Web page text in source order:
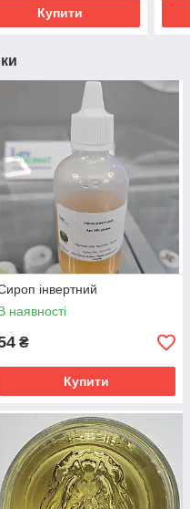
Купити
інвертний
наявності
₴
Купити